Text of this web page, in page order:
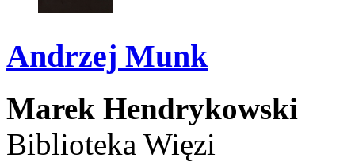
Andrzej Munk
Marek Hendrykowski
Biblioteka Więzi